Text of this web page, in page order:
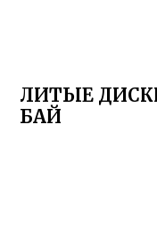
ЛИТЫЕ
БАЙ